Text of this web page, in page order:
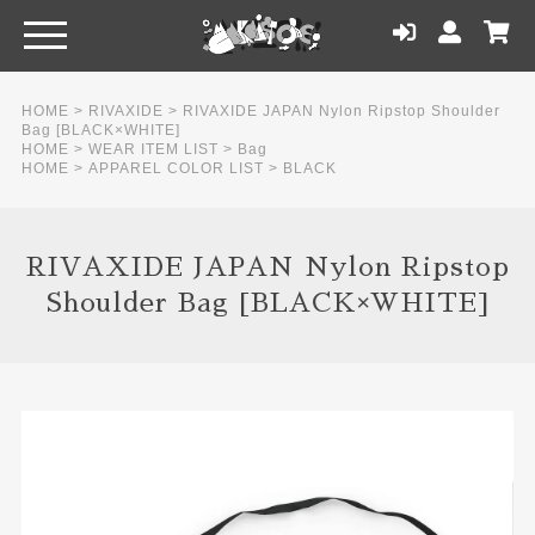
HOME > RIVAXIDE > RIVAXIDE JAPAN Nylon Ripstop Shoulder
Bag [BLACK×WHITE]
HOME > WEAR ITEM LIST > Bag
HOME > APPAREL COLOR LIST > BLACK
RIVAXIDE JAPAN Nylon Ripstop
Shoulder Bag [BLACK×WHITE]